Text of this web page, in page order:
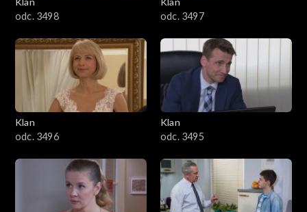
3901–4000
3801–3900
3701–3800
3601–3700
3501–3600
odc. 3498
odc. 3497
Klan
odc. 3496
Klan
odc. 3495